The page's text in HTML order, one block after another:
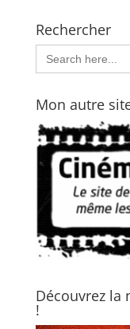
Rechercher
Search
for:
Mon autre
Découvrez
!